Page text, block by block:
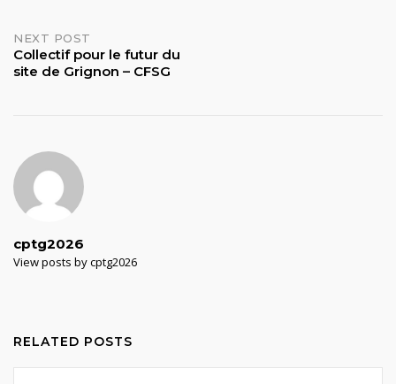
NEXT POST
Collectif pour le futur du
site de Grignon – CFSG
cptg2026
View posts by cptg2026
RELATED POSTS